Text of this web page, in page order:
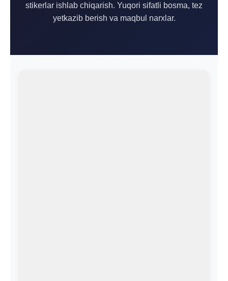
stikerlar ishlab chiqarish. Yuqori sifatli bosma, tez
yetkazib berish va maqbul narxlar.